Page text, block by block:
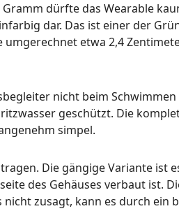
dürfte das Wearable
dar. Das ist einer der
etwa 2,4
nicht beim
geschützt. Die
simpel.
Die gängige Variante
des Gehäuses verbaut ist.
zusagt, kann es durch